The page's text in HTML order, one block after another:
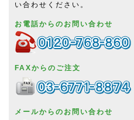
い合わせください。
お電話からのお問い合わせ
FAXからのご注文
メールからのお問い合わせ